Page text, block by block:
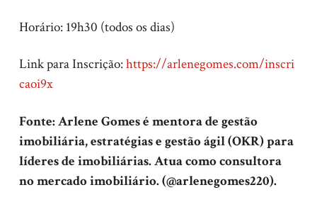
Horário: 19h30 (todos os dias)
Link para Inscrição:https://arlenegomes.com/inscri
caoi9x
Fonte: Arlene Gomes é mentora de gestão
imobiliária, estratégias e gestão ágil (OKR) para
líderes de imobiliárias. Atua como consultora
no mercado imobiliário. (@arlenegomes220).